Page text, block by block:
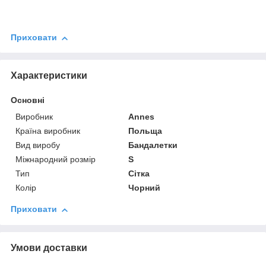
Приховати
Характеристики
Основні
Виробник
Annes
Країна виробник
Польща
Вид виробу
Бандалетки
Міжнародний розмір
S
Тип
Сітка
Колір
Чорний
Приховати
Умови доставки